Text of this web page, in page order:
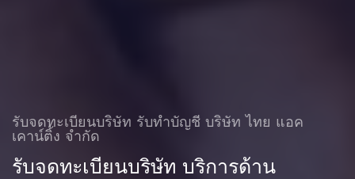
รับจดทะเบียนบริษัท รับทําบัญชี บริษัท ไทย แอค
เคาน์ติ้ง จำกัด
รับจดทะเบียนบริษัท บริการด้าน